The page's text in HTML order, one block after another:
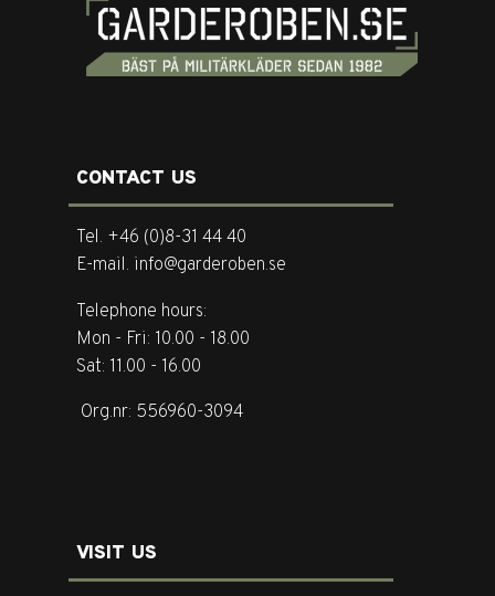
CONTACT US
Tel. +46 (0)8-31 44 40
E-mail. info@garderoben.se
Telephone hours:
Mon - Fri: 10.00 - 18.00
Sat: 11.00 - 16.00
Org.nr: 556960-3094
VISIT US